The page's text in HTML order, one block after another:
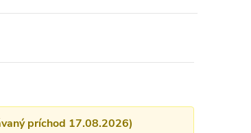
príchod 17.08.2026)